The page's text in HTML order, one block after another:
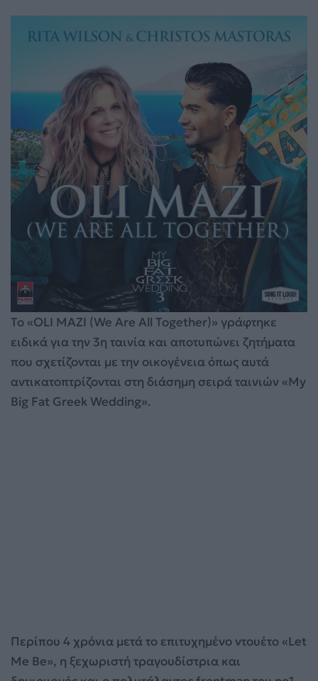
Το «OLI MAZI (We Are All Together)» γράφτηκε
ειδικά για την 3η ταινία και αποτυπώνει ζητήματα
που σχετίζονται με την οικογένεια όπως αυτά
αντικατοπτρίζονται στη διάσημη σειρά ταινιών «My
Big Fat Greek Wedding».
Περίπου 4 χρόνια μετά το επιτυχημένο ντουέτο «Let
Me Be», η ξεχωριστή τραγουδίστρια και